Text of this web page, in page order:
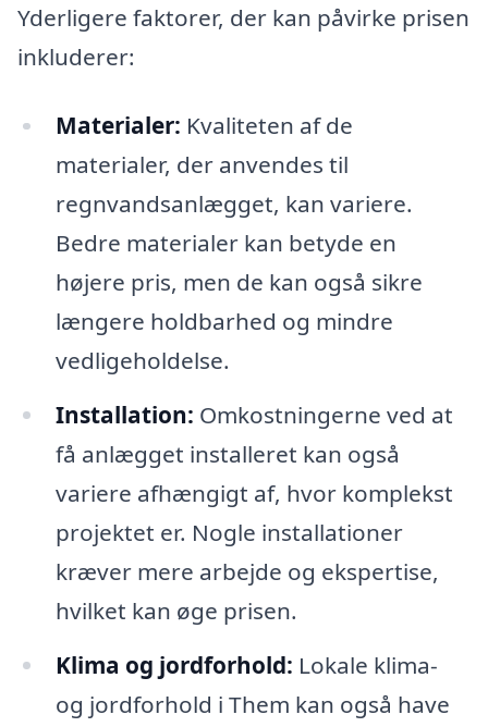
Yderligere faktorer, der kan påvirke prisen
inkluderer:
Materialer: Kvaliteten af de
materialer, der anvendes til
regnvandsanlægget, kan variere.
Bedre materialer kan betyde en
højere pris, men de kan også sikre
længere holdbarhed og mindre
vedligeholdelse.
Installation: Omkostningerne ved at
få anlægget installeret kan også
variere afhængigt af, hvor komplekst
projektet er. Nogle installationer
kræver mere arbejde og ekspertise,
hvilket kan øge prisen.
Klima og jordforhold: Lokale klima-
og jordforhold i Them kan også have